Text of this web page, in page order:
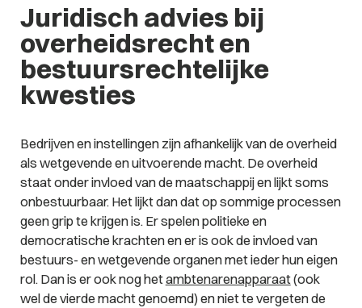
Juridisch advies bij
overheidsrecht en
bestuursrechtelijke
kwesties
Bedrijven en instellingen zijn afhankelijk van de overheid
als wetgevende en uitvoerende macht. De overheid
staat onder invloed van de maatschappij en lijkt soms
onbestuurbaar. Het lijkt dan dat op sommige processen
geen grip te krijgen is. Er spelen politieke en
democratische krachten en er is ook de invloed van
bestuurs- en wetgevende organen met ieder hun eigen
rol. Dan is er ook nog hetambtenarenapparaat(ook
wel de vierde macht genoemd) en niet te vergeten de